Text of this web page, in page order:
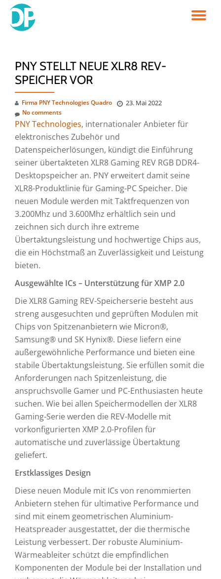
Skip
PNY STELLT NEUE XLR8 REV-
SPEICHER VOR
Firma PNY Technologies Quadro 23. Mai 2022
No comments
PNY Technologies, internationaler Anbieter für
elektronisches Zubehör und
Datenspeicherlösungen, kündigt die Einführung
seiner übertakteten XLR8 Gaming REV RGB DDR4-
Desktopspeicher an. PNY erweitert damit seine
XLR8-Produktlinie für Gaming-PC Speicher. Die
neuen Module werden mit Taktfrequenzen von
3.200Mhz und 3.600Mhz erhältlich sein und
zeichnen sich durch ihre extreme
Übertaktungsleistung und hochwertige Chips aus,
die ein Höchstmaß an Zuverlässigkeit und Leistung
bieten.
Ausgewählte ICs – Unterstützung für XMP 2.0
Die XLR8 Gaming REV-Speicherserie besteht aus
streng ausgesuchten und geprüften Modulen mit
Chips von Spitzenanbietern wie Micron®,
Samsung® und SK Hynix®. Diese liefern eine
außergewöhnliche Performance und bieten eine
stabile Übertaktungsleistung. Sie erfüllen somit die
Anforderungen nach Spitzenleistung, die
anspruchsvolle Gamer und PC-Enthusiasten heute
suchen. Wie bei allen Speichermodellen der XLR8
Gaming-Serie werden die REV-Modelle mit
vorkonfigurierten XMP 2.0-Profilen für
automatische und zuverlässige Übertaktung
geliefert.
Erstklassiges Design
Diese neuen Module mit ICs von renommierten
Anbietern stehen für ultimative Performance und
sind mit einem geometrischen Aluminium-
Heatspreader ausgestattet, der die thermische
Leistung verbessert. Der robuste Aluminium-
Wärmeableiter schützt die empfindlichen
Komponenten der Module bei der Installation und